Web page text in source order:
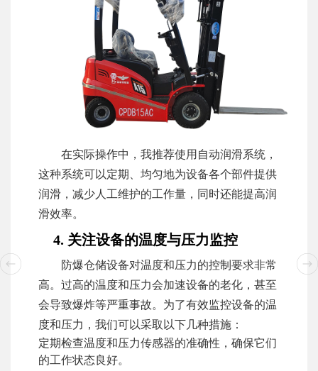
在实际操作中，我推荐使用自动润滑系统，
这种系统可以定期、均匀地为设备各个部件提供
润滑，减少人工维护的工作量，同时还能提高润
滑效率。
4. 关注设备的温度与压力监控
防爆仓储设备对温度和压力的控制要求非常
高。过高的温度和压力会加速设备的老化，甚至
会导致爆炸等严重事故。为了有效监控设备的温
度和压力，我们可以采取以下几种措施：
定期检查温度和压力传感器的准确性，确保它们
的工作状态良好。